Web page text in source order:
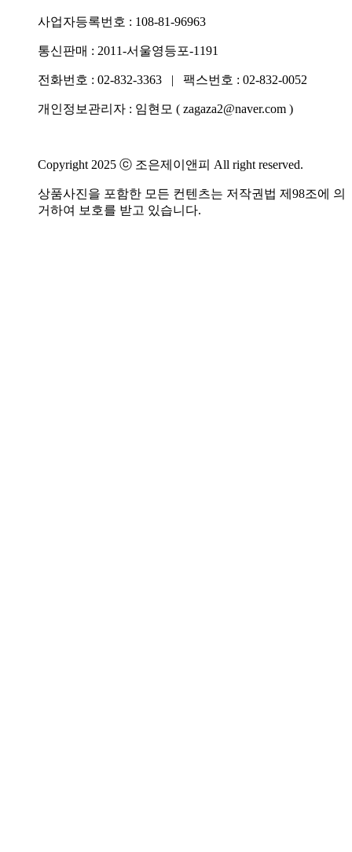
사업자등록번호 : 108-81-96963
통신판매 : 2011-서울영등포-1191
전화번호 : 02-832-3363 | 팩스번호 : 02-832-0052
개인정보관리자 : 임현모 ( zagaza2@naver.com )
Copyright 2025 ⓒ 조은제이앤피 All right reserved.
상품사진을 포함한 모든 컨텐츠는 저작권법 제98조에 의
거하여 보호를 받고 있습니다.